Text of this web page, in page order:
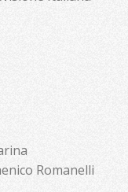
Romanelli